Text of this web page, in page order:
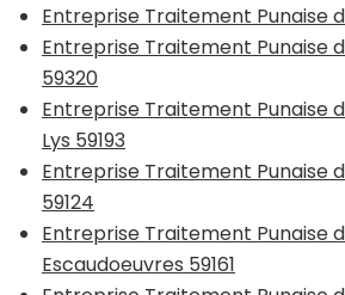
Entreprise Traitement Punaise
Entreprise Traitement Punaise
59320
Entreprise Traitement Punaise
Lys 59193
Entreprise Traitement Punaise
59124
Entreprise Traitement Punaise
Escaudoeuvres 59161